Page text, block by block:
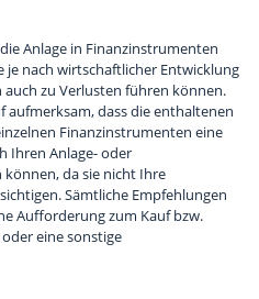
Anlage in Finanzinstrumenten
je nach wirtschaftlicher Entwicklung
zu Verlusten führen können.
aufmerksam, dass die enthaltenen
Finanzinstrumenten eine
Ihren Anlage- oder
da sie nicht Ihre
Sämtliche Empfehlungen
Aufforderung zum Kauf bzw.
eine sonstige